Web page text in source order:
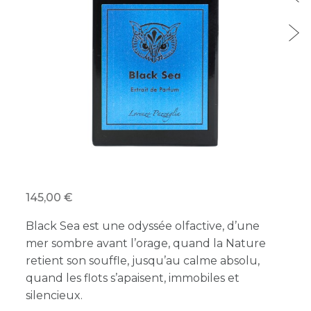
145,00
Black Sea est une odyssée olfactive, d’une
mer sombre avant l’orage, quand la Nature
retient son souffle, jusqu’au calme absolu,
quand les flots s’apaisent, immobiles et
silencieux.